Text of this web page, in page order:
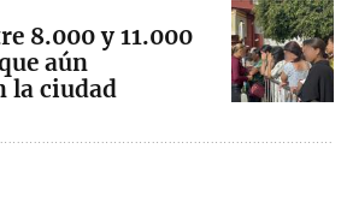
8.000 y 11.000
aún
la ciudad